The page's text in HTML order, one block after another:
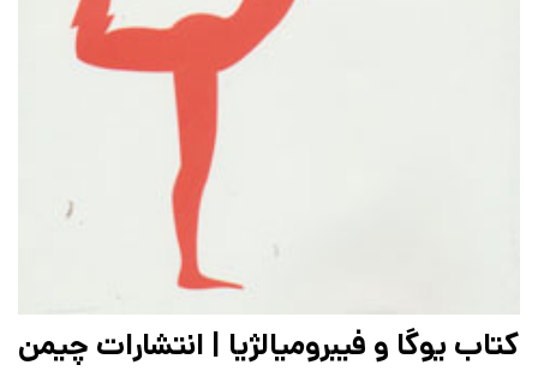
کتاب یوگا و فیبرومیالژیا | انتشارات چیمن